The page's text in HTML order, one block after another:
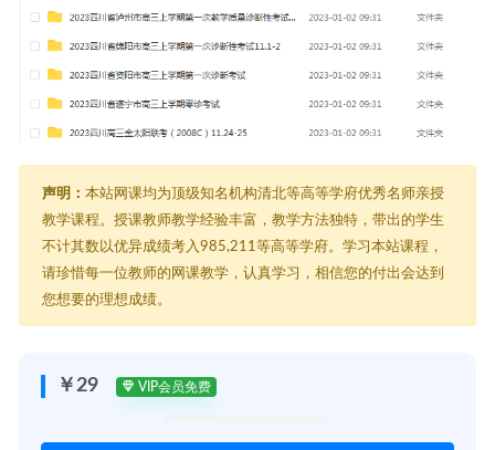
声明： 本站网课均为顶级知名机构清北等高等学府优秀名师亲授
教学课程。授课教师教学经验丰富，教学方法独特，带出的学生
不计其数以优异成绩考入985,211等高等学府。学习本站课程，
请珍惜每一位教师的网课教学，认真学习，相信您的付出会达到
您想要的理想成绩。
￥29 VIP会员免费